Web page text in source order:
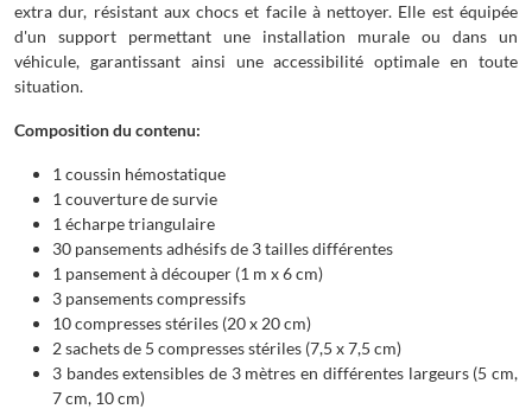
extra dur, résistant aux chocs et facile à nettoyer. Elle est équipée
d'un support permettant une installation murale ou dans un
véhicule, garantissant ainsi une accessibilité optimale en toute
situation.
Composition du contenu:
1 coussin hémostatique
1 couverture de survie
1 écharpe triangulaire
30 pansements adhésifs de 3 tailles différentes
1 pansement à découper (1 m x 6 cm)
3 pansements compressifs
10 compresses stériles (20 x 20 cm)
2 sachets de 5 compresses stériles (7,5 x 7,5 cm)
3 bandes extensibles de 3 mètres en différentes largeurs (5 cm,
7 cm, 10 cm)